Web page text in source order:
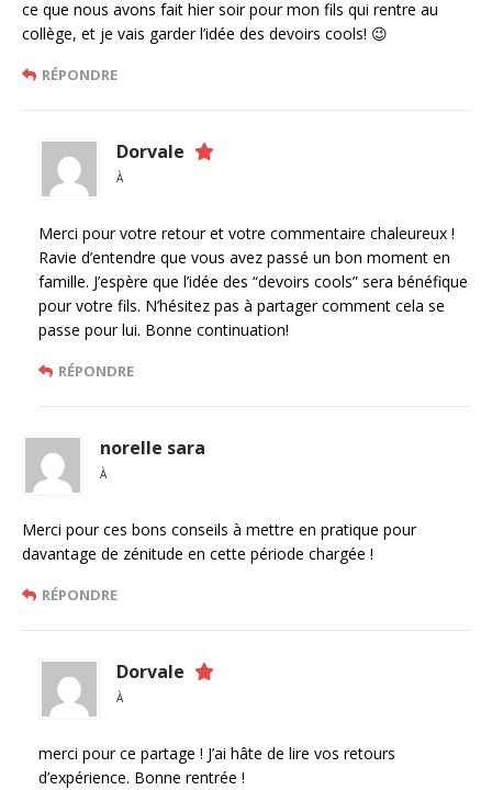
ce que nous avons fait hier soir pour mon fils qui rentre au
collège, et je vais garder l’idée des devoirs cools! 😉
RÉPONDRE
Dorvale
À
Merci pour votre retour et votre commentaire chaleureux !
Ravie d’entendre que vous avez passé un bon moment en
famille. J’espère que l’idée des “devoirs cools” sera bénéfique
pour votre fils. N’hésitez pas à partager comment cela se
passe pour lui. Bonne continuation!
RÉPONDRE
norelle sara
À
Merci pour ces bons conseils à mettre en pratique pour
davantage de zénitude en cette période chargée !
RÉPONDRE
Dorvale
À
merci pour ce partage ! J’ai hâte de lire vos retours
d’expérience. Bonne rentrée !